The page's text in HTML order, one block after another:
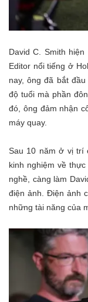
David C. Smith
Editor nổi tiếng ở
nay, ông đã bắt
độ tuổi mà phần
đó, ông đảm nhận
máy quay.
Sau 10 năm ở vị trí
kinh nghiệm về
nghề, càng làm
điện ảnh. Điện ảnh
những tài năng của